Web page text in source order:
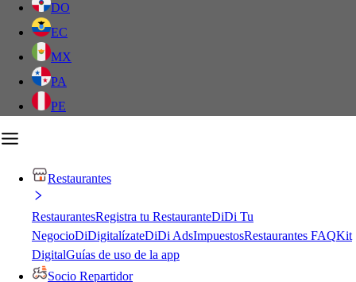
DO
EC
MX
PA
PE
Restaurantes
RestaurantesRegistra tu RestauranteDiDi Tu
NegocioDiDigitalízateDiDi AdsImpuestosRestaurantes FAQKit
DigitalGuías de uso de la app
Socio Repartidor